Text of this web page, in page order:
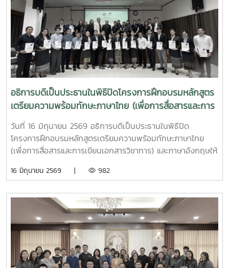
อธิการบดีเป็นประธานในพิธีปิดโครงการฝึกอบรมหลักสูตร
เตรียมความพร้อมทักษะภาษาไทย (เพื่อการสื่อสารและการ
เขียนเอกสารวิชาการ) และภาษาอังกฤษให้แก่ผู้รับทุน
รัฐบาลไทยระดับปริญญาโท
วันที่ 16 มิถุนายน 2569 อธิการบดีเป็นประธานในพิธีปิด
โครงการฝึกอบรมหลักสูตรเตรียมความพร้อมทักษะภาษาไทย
(เพื่อการสื่อสารและการเขียนเอกสารวิชาการ) และภาษาอังกฤษให้
ทรัพยากรมนุษย์ ภายใต้แผนงานความร่วมมือเพื่อการพัฒนาไทย
การสนับสนุนงบประมาณจากกรมความร่วมมือระหว่างประเทศ
กระทรวงการต่างประเทศ จัดฝึกอบรมให้แก่ผู้รับทุนรัฐบาลไทย
จากสาธารณรัฐประชาธิปไตยประชาชนลาว จำนวน 22 ราย
ระหว่างวันที่ 18 พฤษภาคม - 18 มิถุนายน 2569 ภายหลังจาก
การฝึกอบรมผู้รับทุนจะไปศึกษาระดับปริญญาโท ณ มหาวิทยาลัย
ต่าง ๆ ในประเทศไทยต่อไป
16 มิถุนายน 2569 | 982